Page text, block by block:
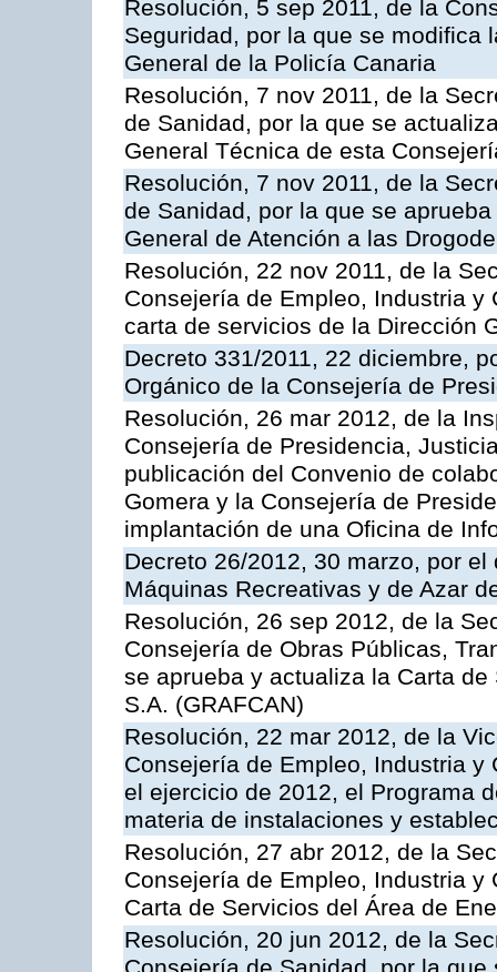
Resolución, 5 sep 2011, de la
Seguridad, por la que se modifica
General de la Policía Canaria
Resolución, 7 nov 2011, de la
de Sanidad, por la que se
General Técnica de esta
Resolución, 7 nov 2011, de la
de Sanidad, por la que se
General de Atención a las
Resolución, 22 nov 2011, de la
Consejería de Empleo, Industria
carta de servicios de la Dirección
Decreto 331/2011, 22 diciembre,
Orgánico de la Consejería de
Resolución, 26 mar 2012, de la
Consejería de Presidencia,
publicación del Convenio de
Gomera y la Consejería de
implantación de una Oficina de
Decreto 26/2012, 30 marzo, por
Máquinas Recreativas y de Azar
Resolución, 26 sep 2012, de la
Consejería de Obras Públicas,
se aprueba y actualiza la Carta
S.A. (GRAFCAN)
Resolución, 22 mar 2012, de la
Consejería de Empleo, Industria
el ejercicio de 2012, el Programa
materia de instalaciones y
Resolución, 27 abr 2012, de la
Consejería de Empleo, Industria
Carta de Servicios del Área de
Resolución, 20 jun 2012, de la